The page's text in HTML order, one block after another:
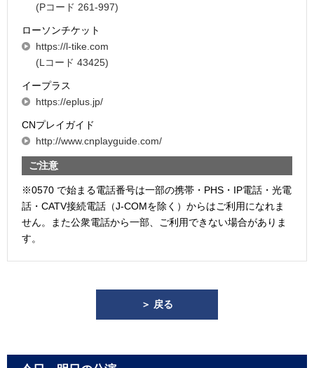
(Pコード 261-997)
ローソンチケット
https://l-tike.com
(Lコード 43425)
イープラス
https://eplus.jp/
CNプレイガイド
http://www.cnplayguide.com/
ご注意
※0570 で始まる電話番号は一部の携帯・PHS・IP電話・光電
話・CATV接続電話（J-COMを除く）からはご利用になれま
せん。また公衆電話から一部、ご利用できない場合がありま
す。
＞ 戻る